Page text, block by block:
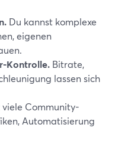
Du kannst komplexe
eigenen
Kontrolle. Bitrate,
lassen sich
viele Community-
Automatisierung